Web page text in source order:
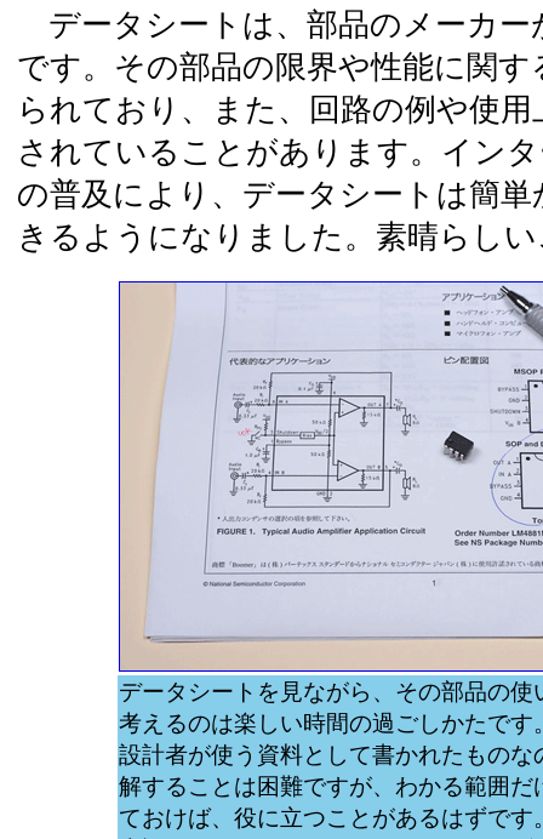
データシートは、部品のメーカー
です。その部品の限界や性能に関
られており、また、回路の例や使
されていることがあります。イン
の普及により、データシートは簡
きるようになりました。素晴らし
データシートを見ながら、その部品の使
考えるのは楽しい時間の過ごしかたです
設計者が使う資料として書かれたものな
解することは困難ですが、わかる範囲だ
ておけば、役に立つことがあるはずです